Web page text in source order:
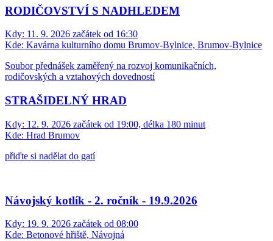
RODIČOVSTVÍ S NADHLEDEM
Kdy: 11. 9. 2026 začátek od 16:30
Kde: Kavárna kulturního domu Brumov-Bylnice, Brumov-Bylnice
Soubor přednášek zaměřený na rozvoj komunikačních,
rodičovských a vztahových dovedností
STRAŠIDELNÝ HRAD
Kdy: 12. 9. 2026 začátek od 19:00, délka 180 minut
Kde: Hrad Brumov
přiďte si nadělat do gatí
Návojský kotlík - 2. ročník - 19.9.2026
Kdy: 19. 9. 2026 začátek od 08:00
Kde: Betonové hřiště, Návojná